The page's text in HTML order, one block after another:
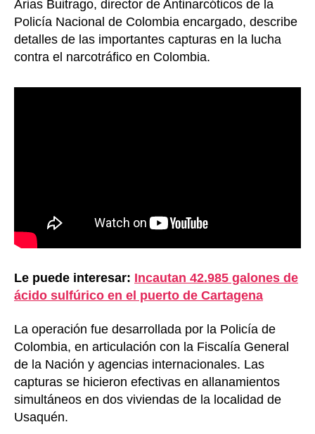
Arias Buitrago, director de Antinarcóticos de la
Policía Nacional de Colombia encargado, describe
detalles de las importantes capturas en la lucha
contra el narcotráfico en Colombia.
Le puede interesar: Incautan 42.985 galones de
ácido sulfúrico en el puerto de Cartagena
La operación fue desarrollada por la Policía de
Colombia, en articulación con la Fiscalía General
de la Nación y agencias internacionales. Las
capturas se hicieron efectivas en allanamientos
simultáneos en dos viviendas de la localidad de
Usaquén.